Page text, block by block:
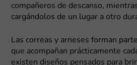
compañeros de descanso,
cargándolos de un lugar a otro
Las correas y arneses forman
que acompañan prácticamente
existen diseños pensados para